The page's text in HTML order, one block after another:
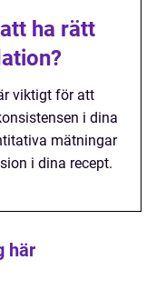
ha rätt
viktigt för att
i dina
mätningar
i dina recept.
här